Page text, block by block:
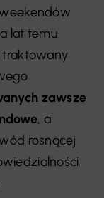
lat temu
traktowany
zawsze
, a
rosnącej